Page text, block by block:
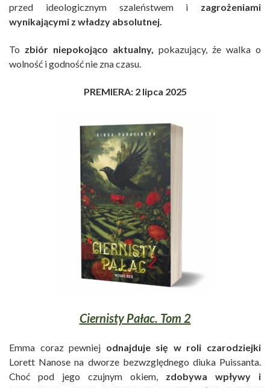
przed ideologicznym szaleństwem i zagrożeniami
wynikającymi z władzy absolutnej.
To zbiór niepokojąco aktualny, pokazujący, że walka o
wolność i godność nie zna czasu.
PREMIERA: 2 lipca 2025
Ciernisty Pałac. Tom 2
Emma coraz pewniej odnajduje się w roli czarodziejki
Lorett Nanose na dworze bezwzględnego diuka Puissanta.
Choć pod jego czujnym okiem,
zdobywa wpływy i